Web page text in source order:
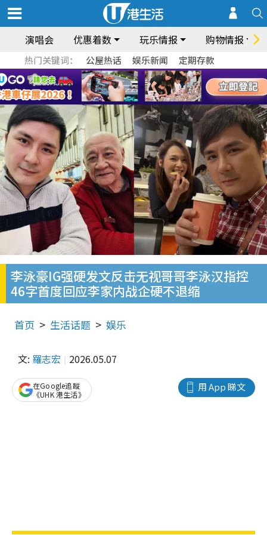
演唱会 优惠着数 玩乐情报 购物情报
热门关键词： 公屋热话 娱乐新闻 定期存款
李泳豪IG强硬发文反击无视哥哥李泳汉指控
46字首度回应李家内战企硬不退缩
首页 生活话题 娱乐
文: 羅志宏 2026.05.07
用 App 睇文
在Google追蹤
《UHK 港生活》